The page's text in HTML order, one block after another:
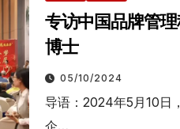
专访中国品牌管
博士
05/10/2024
导语：2024年5月10日
企…